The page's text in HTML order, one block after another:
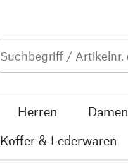
Herren Damen
Koffer & Lederwaren